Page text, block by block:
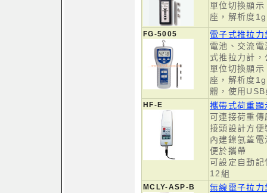
單位切換顯
座，解析度1g
FG-5005
電子式推拉
電池、交流
式推拉力計
單位切換顯
座，解析度
體，使用
HF-E
攜帶式荷重顯
可連接荷重
接頭設計方便
內建鎳氫蓋電
便於攜帶
可設定自動
12組
MCLY-ASP-B
無線電子拉力